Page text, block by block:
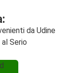
da Udine
Serio